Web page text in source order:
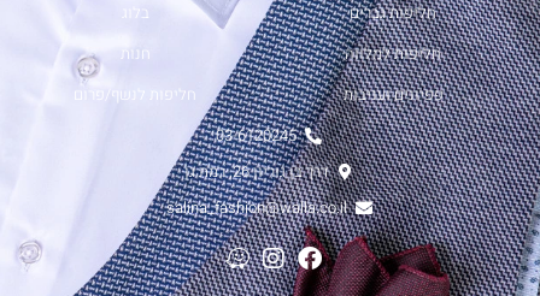
חליפות גברים
חליפות למלווה
פפיונים ועניבות
בלוג
חנות
חליפות לנשף/פרום
03-6120245
דרך בן גוריון 26, רמת גן
salina_fashion@walla.co.il